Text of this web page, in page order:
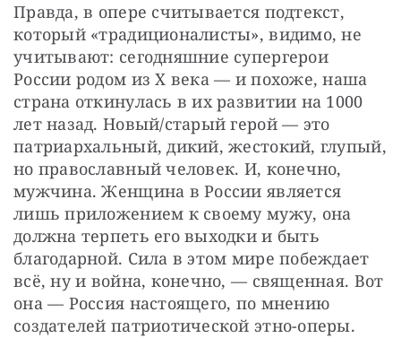
Правда, в опере считывается подтекст,
который «традиционалисты», видимо, не
учитывают: сегодняшние супергерои
России родом из Х века — и похоже, наша
страна откинулась в их развитии на 1000
лет назад. Новый/старый герой — это
патриархальный, дикий, жестокий, глупый,
но православный человек. И, конечно,
мужчина. Женщина в России является
лишь приложением к своему мужу, она
должна терпеть его выходки и быть
благодарной. Сила в этом мире побеждает
всё, ну и война, конечно, — священная. Вот
она — Россия настоящего, по мнению
создателей патриотической этно-оперы.